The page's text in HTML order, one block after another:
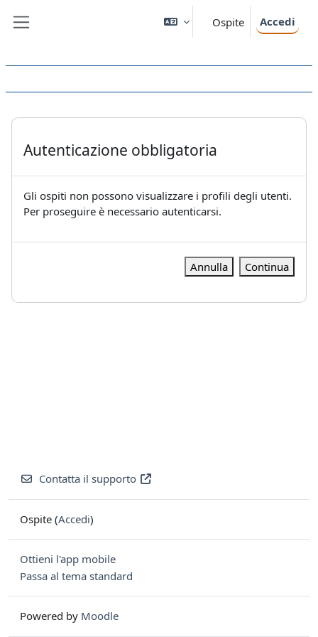
Ospite Accedi
Autenticazione obbligatoria
Gli ospiti non possono visualizzare i profili degli utenti.
Per proseguire è necessario autenticarsi.
Annulla Continua
Contatta il supporto
Ospite (Accedi)
Ottieni l'app mobile
Passa al tema standard
Powered by Moodle